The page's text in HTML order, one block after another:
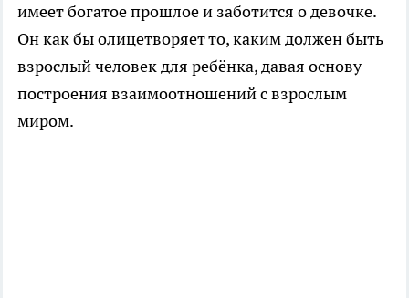
имеет богатое прошлое и заботится о девочке.
Он как бы олицетворяет то, каким должен быть
взрослый человек для ребёнка, давая основу
построения взаимоотношений с взрослым
миром.